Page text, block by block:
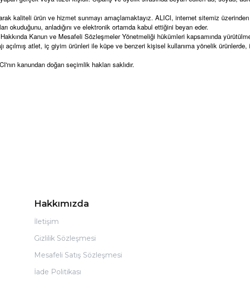
kaliteli ürün ve hizmet sunmayı amaçlamaktayız. ALICI, internet sitemiz
okuduğunu, anladığını ve elektronik ortamda kabul ettiğini beyan eder.
Kanun ve Mesafeli Sözleşmeler Yönetmeliği hükümleri kapsamında
açılmış atlet, iç giyim ürünleri ile küpe ve benzeri kişisel kullanıma yönelik
kanundan doğan seçimlik hakları saklıdır.
Hakkımızda
İletişim
Gizlilik Sözleşmesi
Mesafeli Satış Sözleşmesi
İade Politikası